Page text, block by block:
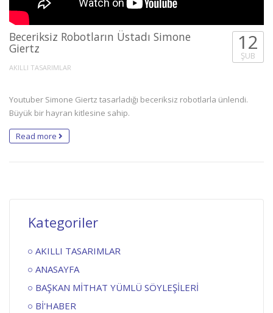
Beceriksiz Robotların Üstadı Simone
Giertz
AKILLI TASARIMLAR
12
ŞUB
Youtuber Simone Giertz tasarladığı beceriksiz robotlarla ünlendi.
Büyük bir hayran kitlesine sahip.
Read more
Kategoriler
AKILLI TASARIMLAR
ANASAYFA
BAŞKAN MİTHAT YÜMLÜ SÖYLEŞİLERİ
Bİ'HABER